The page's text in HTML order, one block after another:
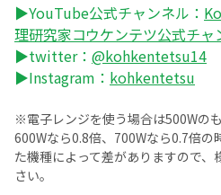
▶YouTube公式チャンネル：
理研究家コウケンテツ公式チャ
▶twitter： @kohkentetsu14
▶Instagram： kohkentetsu
※電子レンジを使う場合は500Wの
600Wなら0.8倍、700Wなら0.7倍の
た機種によって差がありますので
さい。